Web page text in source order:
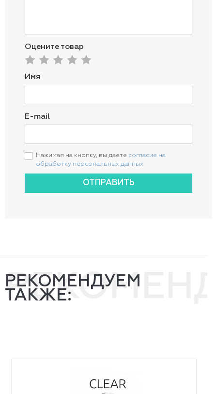
Оцените товар
Имя
E-mail
Нажимая на кнопку, вы даете согласие на
обработку персональных данных
ОТПРАВИТЬ
РЕКОМЕНДУЕМ
ТАКЖЕ: